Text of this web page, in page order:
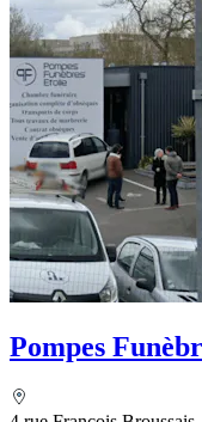
Pompes